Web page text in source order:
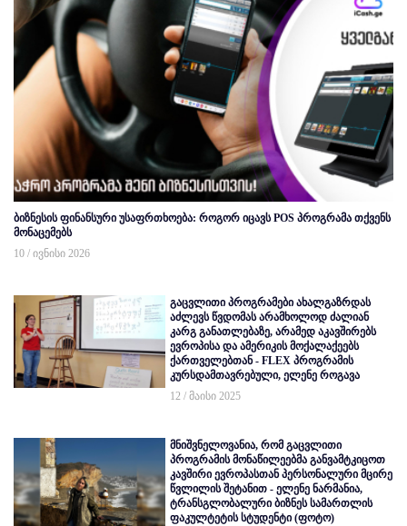
ბიზნესის ფინანსური უსაფრთხოება: როგორ იცავს POS პროგრამა თქვენს
მონაცემებს
10 / ივნისი 2026
გაცვლითი პროგრამები ახალგაზრდას
აძლევს წვდომას არამხოლოდ ძალიან
კარგ განათლებაზე, არამედ აკავშირებს
ევროპისა და ამერიკის მოქალაქეებს
ქართველებთან - FLEX პროგრამის
კურსდამთავრებული, ელენე როგავა
12 / მაისი 2025
მნიშვნელოვანია, რომ გაცვლითი
პროგრამის მონაწილეებმა განვამტკიცოთ
კავშირი ევროპასთან პერსონალური მცირე
წვლილის შეტანით - ელენე ნარმანია,
ტრანსგლობალური ბიზნეს სამართლის
ფაკულტეტის სტუდენტი (ფოტო)